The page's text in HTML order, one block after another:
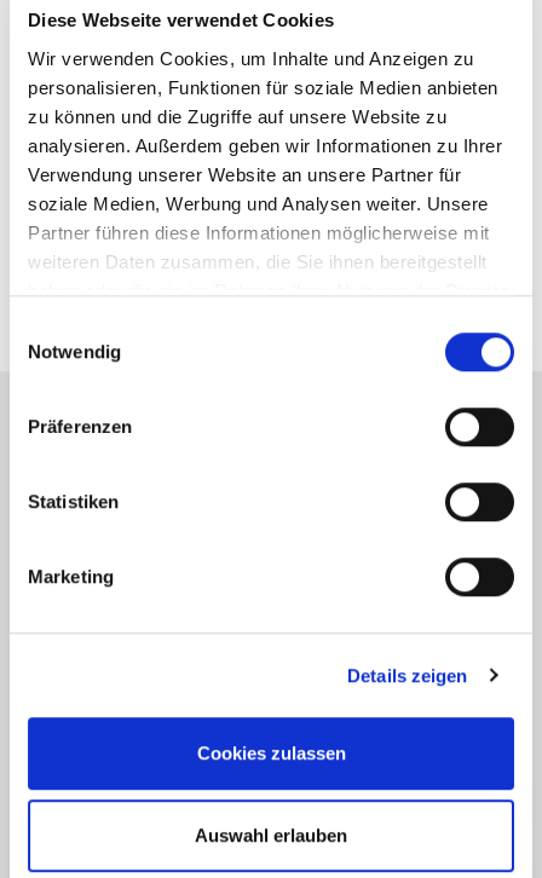
Diese Webseite verwendet Cookies
Wir verwenden Cookies, um Inhalte und Anzeigen zu
personalisieren, Funktionen für soziale Medien anbieten
zu können und die Zugriffe auf unsere Website zu
analysieren. Außerdem geben wir Informationen zu Ihrer
Verwendung unserer Website an unsere Partner für
soziale Medien, Werbung und Analysen weiter. Unsere
Partner führen diese Informationen möglicherweise mit
weiteren Daten zusammen, die Sie ihnen bereitgestellt
haben oder die sie im Rahmen Ihrer Nutzung der Dienste
Notwendig
Präferenzen
Statistiken
Marketing
Details zeigen
Cookies zulassen
Auswahl erlauben
Herr Robin Kling
Telefon: 004962523058941
Telefax: 004962523058942
kling@new-place-immobilien.com
Endenergiebedarf
Weitere Informationen